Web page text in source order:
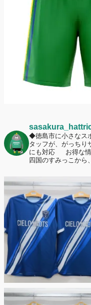
2026年6月15日
応援ユニフォーム、約53％
ームへの愛情が伝わる応援
◆徳島市に小さなス
タッフが、がっちり
にも対応
お得な
四国のすみっこから